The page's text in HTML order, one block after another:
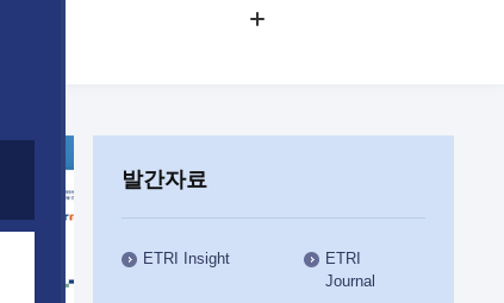
인공지능안전연구소
우주항공반도체전략연구단
대경권연구본부
호남권연구본부
기획본부
ETRI CI
발간자료
ETRI Insight
ETRI
Journal